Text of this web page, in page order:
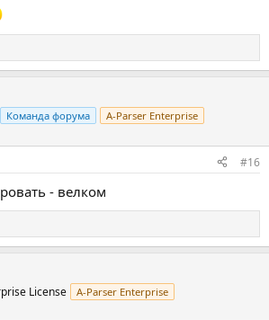
Команда форума A-Parser Enterprise
#16
- велком
License A-Parser Enterprise